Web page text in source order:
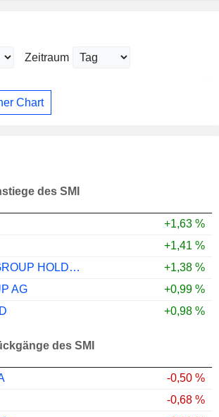
Zeitraum
Chart
des SMI
+1,63 %
+1,41 %
PARTNERS GROUP HOLDING AG
+1,38 %
AG
+0,99 %
+0,98 %
des SMI
-0,50 %
-0,68 %